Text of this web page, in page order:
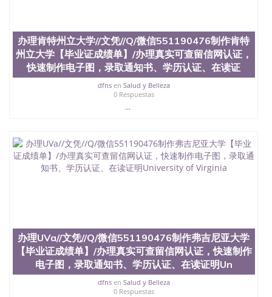
University）圣何塞州立大学毕业证（San Jose State
University）圣何塞州立大学毕业证（San Jose State
University）圣何塞州立大学成绩单（San Jose State
University）圣何塞州立大学成绩单（ San Jose State
University）圣何塞州立大学成绩单（San Jose State
University）成绩单圣何塞州立大学文凭（San Jose
State University）圣何塞州立大学（San Jose State
University）圣何塞州立大学（San Jose State
University）圣何塞州立大学文凭（San Jose State
University）圣何塞州立大学文凭（San Jose State
University）文凭圣何塞州立大学文凭（San Jose
State University）圣何塞州立大学（San Jose State
University）圣何塞州立大学（San Jose State
University）圣何塞州立大学（San Jose State
University）圣何塞州立大学（San Jose State
University）圣何塞州立大学学位证（San Jose State
University）圣何塞州立大学学位证（San Jose State
办理肯特州立大学//文凭//Q/微信551190476制作肯特
州立大学【毕业证成绩单】/办理真实可查留信网认证，
快速制作电子图，录取通知书、学历认证、在读证
dfnsen Salud y Belleza
0 Respuestas
...
办理UVa//文凭//Q/微信551190476制作弗吉尼亚大学
【毕业证成绩单】/办理真实可查留信网认证，快速制作
电子图，录取通知书、学历认证、在读证明Un
dfnsen Salud y Belleza
0 Respuestas